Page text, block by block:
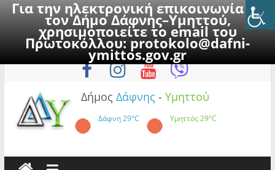
Για την ηλεκτρονική επικοινωνία με
τον Δήμο Δάφνης–Υμηττού,
χρησιμοποιείτε το email του
Πρωτοκόλλου:protokolo@dafni-
ymittos.gov.gr
to
Κυριακή, 9 Αυγούστου 2026
Δήμος Δάφνης - Υμηττού
Δάφνη29°C Υμηττός29°C